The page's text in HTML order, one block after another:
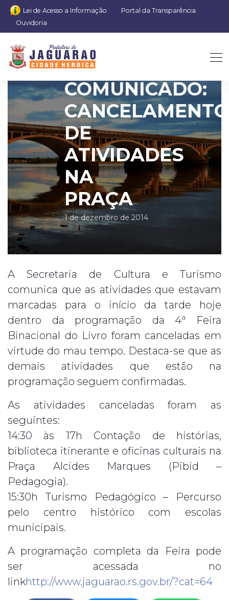
Lei de Acesso a Informação
Portal da Transparência
Ouvidoria
COMUNICADO:
CANCELAMENTO
DE
ATIVIDADES
NA
PRAÇA
1 de dezembro de 2014
A Secretaria de Cultura e Turismo
comunica que as atividades que estavam
marcadas para o início da tarde hoje
dentro da programação da 4ª Feira
Binacional do Livro foram canceladas em
virtude do mau tempo. Destaca-se que as
demais atividades que estão na
programação seguem confirmadas.
As atividades canceladas foram as
seguintes:
14:30 às 17h Contação de histórias,
biblioteca itinerante e oficinas culturais na
Praça Alcides Marques (Pibid –
Pedagogia).
15:30h Turismo Pedagógico – Percurso
pelo centro histórico com escolas
municipais.
A programação completa da Feira pode
ser acessada no
linkhttp://www.jaguarao.rs.gov.br/?cat=64